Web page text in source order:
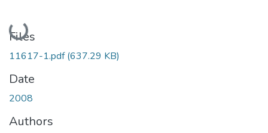
Loading...
Files
11617-1.pdf(637.29 KB)
Date
2008
Authors